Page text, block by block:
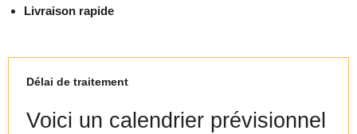
Livraison rapide
Délai de traitement
Voici un calendrier prévisionnel